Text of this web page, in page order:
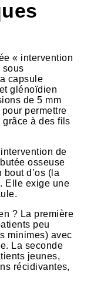
« intervention
sous
capsule
glénoïdien
de 5 mm
permettre
à des fils
de
osseuse
d’os (la
Elle exige une
? La première
peu
minimes) avec
La seconde
jeunes,
récidivantes,